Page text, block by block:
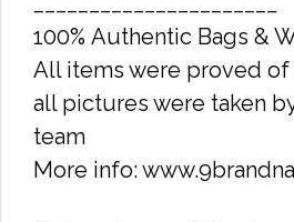
100% Authentic Bags &
All items were proved
all pictures were taken
team
More info: